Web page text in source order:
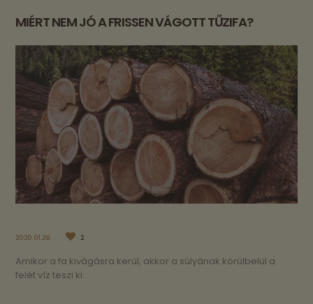
MIÉRT NEM JÓ A FRISSEN VÁGOTT TŰZIFA?
2020.01.29. 2
Amikor a fa kivágásra kerül, akkor a súlyának körülbelül a
felét víz teszi ki.